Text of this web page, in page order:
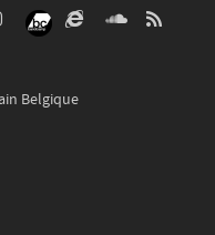
Belgique